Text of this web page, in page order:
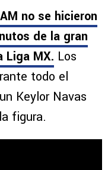
no se hicieron
de la gran
Liga MX. Los
todo el
Keylor Navas
figura.